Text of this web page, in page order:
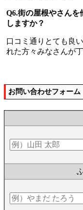
Q6.街の屋根やさん
しますか？
口コミ通りとても良
れた方々みなさんが
お問い合わせフォーム